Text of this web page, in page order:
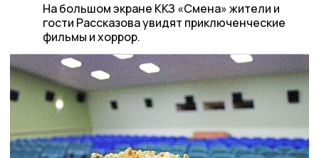
На большом экране ККЗ «Смена» жители и
гости Рассказова увидят приключенческие
фильмы и хоррор.